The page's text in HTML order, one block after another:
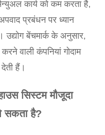
कार्य को कम करता है,
प्रबंधन पर ध्यान
बेंचमार्क के अनुसार,
वाली कंपनियां गोदाम
हैं।
सिस्टम मौजूदा
सकता है?